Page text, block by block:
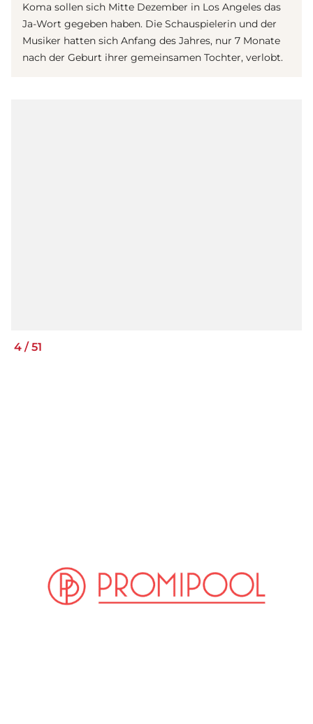
Koma sollen sich Mitte Dezember in Los Angeles das
Ja-Wort gegeben haben. Die Schauspielerin und der
Musiker hatten sich Anfang des Jahres, nur 7 Monate
nach der Geburt ihrer gemeinsamen Tochter, verlobt.
4 /51